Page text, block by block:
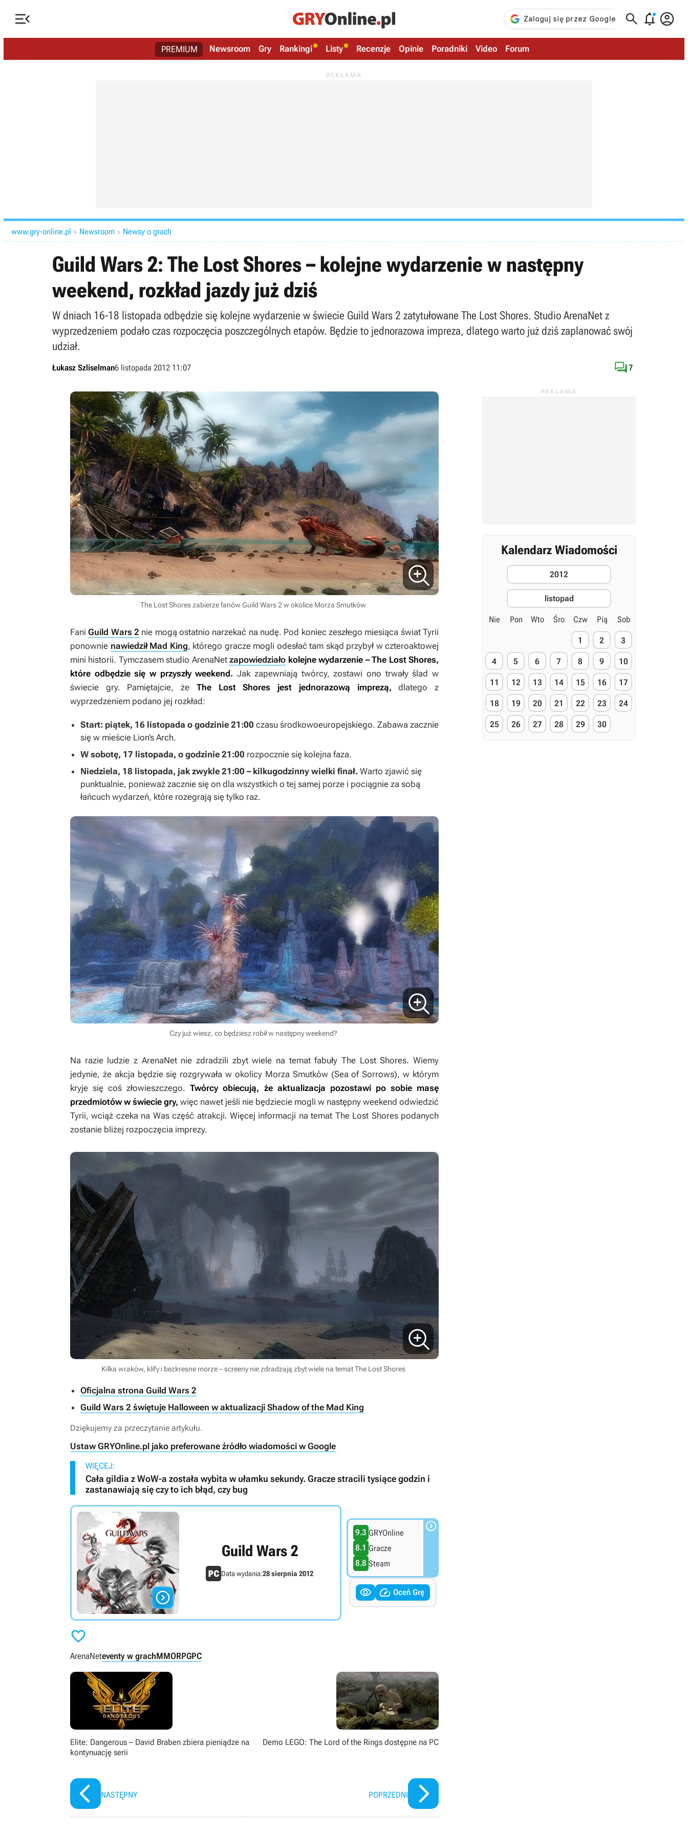
   
PREMIUM Newsroom Gry Rankingi Listy Recenzje Opinie Poradniki Video Forum
www.gry-online.pl  Newsroom  Newsy o grach
Guild Wars 2: The Lost Shores – kolejne wydarzenie w następny
weekend, rozkład jazdy już dziś
W dniach 16-18 listopada odbędzie się kolejne wydarzenie w świecie Guild Wars 2 zatytułowane The Lost Shores. Studio ArenaNet z
wyprzedzeniem podało czas rozpoczęcia poszczególnych etapów. Będzie to jednorazowa impreza, dlatego warto już dziś zaplanować swój
udział.
Łukasz Szliselman6 listopada 2012 11:07 7
The Lost Shores zabierze fanów Guild Wars 2 w okolice Morza Smutków
FaniGuild Wars 2 nie mogą ostatnio narzekać na nudę. Pod koniec zeszłego miesiąca świat Tyrii
ponownie nawiedził Mad King, którego gracze mogli odesłać tam skąd przybył w czteroaktowej
mini historii. Tymczasem studio ArenaNetzapowiedziało kolejne wydarzenie –The Lost Shores,
które odbędzie się w przyszły weekend. Jak zapewniają twórcy, zostawi ono trwały ślad w
świecie gry. Pamiętajcie, że The Lost Shores jest jednorazową imprezą, dlatego z
wyprzedzeniem podano jej rozkład:
Start: piątek, 16 listopada o godzinie 21:00 czasu środkowoeuropejskiego. Zabawa zacznie
się w mieście Lion’s Arch.
W sobotę, 17 listopada, o godzinie 21:00 rozpocznie się kolejna faza.
Niedziela, 18 listopada, jak zwykle 21:00 – kilkugodzinny wielki finał. Warto zjawić się
punktualnie, ponieważ zacznie się on dla wszystkich o tej samej porze i pociągnie za sobą
łańcuch wydarzeń, które rozegrają się tylko raz.
Czy już wiesz, co będziesz robił w następny weekend?
Na razie ludzie z ArenaNet nie zdradzili zbyt wiele na temat fabuły The Lost Shores. Wiemy
jedynie, że akcja będzie się rozgrywała w okolicy Morza Smutków (Sea of Sorrows), w którym
kryje się coś złowieszczego.Twórcy obiecują, że aktualizacja pozostawi po sobie masę
przedmiotów w świecie gry, więc nawet jeśli nie będziecie mogli w następny weekend odwiedzić
Tyrii, wciąż czeka na Was część atrakcji. Więcej informacji na temat The Lost Shorespodanych
zostanie bliżej rozpoczęcia imprezy.
Kilka wraków, klify i bezkresne morze – screeny nie zdradzają zbyt wiele na temat The Lost Shores
Oficjalna strona Guild Wars 2
Guild Wars 2 świętuje Halloween w aktualizacji Shadow of the Mad King
Dziękujemy za przeczytanie artykułu.
Ustaw GRYOnline.pl jako preferowane źródło wiadomości w Google
WIĘCEJ:
Cała gildia z WoW-a została wybita w ułamku sekundy. Gracze stracili tysiące godzin i
zastanawiają się czy to ich błąd, czy bug

Guild Wars 2
Data wydania:28 sierpnia 2012
9.3 GRYOnline
8.1 Gracze
8.8 Steam

  Oceń Grę

ArenaNeteventy w grachMMORPGPC
Elite: Dangerous – David Braben zbiera pieniądze na
kontynuację serii
NASTĘPNY
Demo LEGO: The Lord of the Rings dostępne na PC
POPRZEDNI
Kalendarz Wiadomości
2012
listopad
Nie Pon Wto Śro Czw Pią Sob
1 2 3
4 5 6 7 8 9 10
11 12 13 14 15 16 17
18 19 20 21 22 23 24
25 26 27 28 29 30